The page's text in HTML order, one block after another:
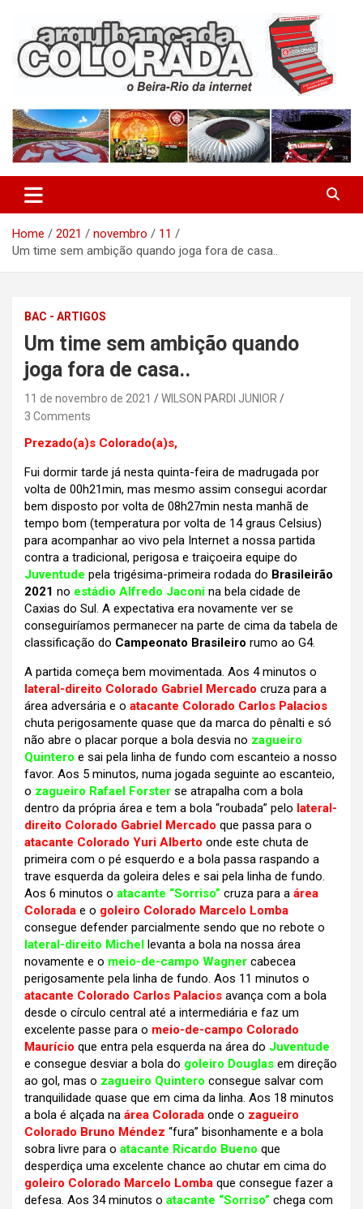
content
Arquibancada Colorada
Home 2021 novembro
11
Um time sem ambição quando joga fora de casa..
BAC - ARTIGOS
Um time sem ambição quando
joga fora de casa..
11 de novembro de 2021
WILSON PARDI JUNIOR
3 Comments
Prezado(a)s Colorado(a)s,
Fui dormir tarde já nesta quinta-feira de madrugada por
volta de 00h21min, mas mesmo assim consegui acordar
bem disposto por volta de 08h27min nesta manhã de
tempo bom (temperatura por volta de 14 graus Celsius)
para acompanhar ao vivo pela Internet a nossa partida
contra a tradicional, perigosa e traiçoeira equipe do
Juventude pela trigésima-primeira rodada do Brasileirão
2021 no estádio Alfredo Jaconi na bela cidade de
Caxias do Sul. A expectativa era novamente ver se
conseguiríamos permanecer na parte de cima da tabela de
classificação do Campeonato Brasileiro rumo ao G4.
A partida começa bem movimentada. Aos 4 minutos o
lateral-direito Colorado Gabriel Mercado cruza para a
área adversária e o atacante Colorado Carlos Palacios
chuta perigosamente quase que da marca do pênalti e só
não abre o placar porque a bola desvia no zagueiro
Quintero e sai pela linha de fundo com escanteio a nosso
favor. Aos 5 minutos, numa jogada seguinte ao escanteio,
o zagueiro Rafael Forster se atrapalha com a bola
dentro da própria área e tem a bola “roubada” pelo lateral-
direito Colorado Gabriel Mercado que passa para o
atacante Colorado Yuri Alberto onde este chuta de
primeira com o pé esquerdo e a bola passa raspando a
trave esquerda da goleira deles e sai pela linha de fundo.
Aos 6 minutos o atacante “Sorriso” cruza para a área
Colorada e o goleiro Colorado Marcelo Lomba
consegue defender parcialmente sendo que no rebote o
lateral-direito Michel levanta a bola na nossa área
novamente e o meio-de-campo Wagner cabecea
perigosamente pela linha de fundo. Aos 11 minutos o
atacante Colorado Carlos Palacios avança com a bola
desde o círculo central até a intermediária e faz um
excelente passe para o meio-de-campo Colorado
Maurício que entra pela esquerda na área do Juventude
e consegue desviar a bola do goleiro Douglas em direção
ao gol, mas o zagueiro Quintero consegue salvar com
tranquilidade quase que em cima da linha. Aos 18 minutos
a bola é alçada na área Colorada onde o zagueiro
Colorado Bruno Méndez “fura” bisonhamente e a bola
sobra livre para o atacante Ricardo Bueno que
desperdiça uma excelente chance ao chutar em cima do
goleiro Colorado Marcelo Lomba que consegue fazer a
defesa. Aos 34 minutos o atacante “Sorriso” chega com